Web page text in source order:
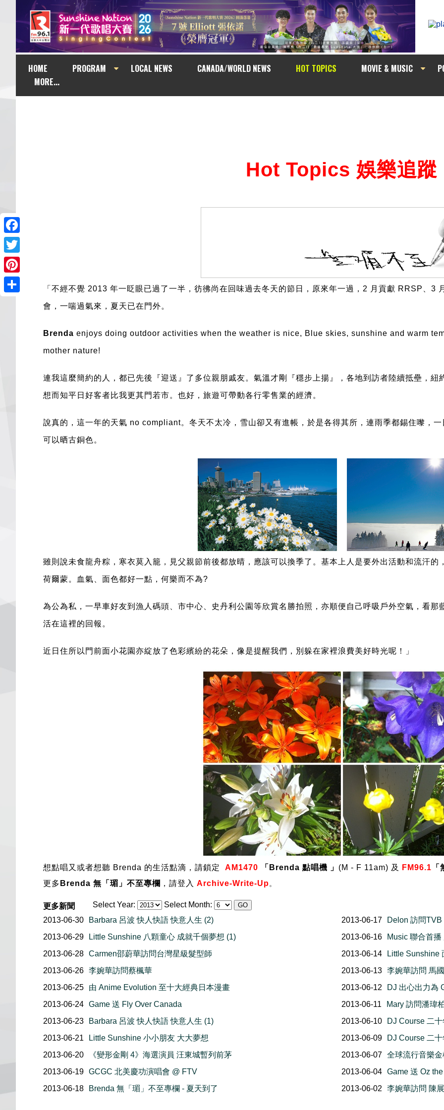
HOME PROGRAM LOCAL NEWS CANADA/WORLD NEWS HOT TOPICS MOVIE & MUSIC
MORE...
Facebook
Twitter
Pinterest
Hot Topics 娛樂追蹤
「不經不覺 2013 年一眨眼已過了一半，彷彿尚在回味過去冬天的節日，原來年一過，2 月貢獻 RRSP、3
會，一喘過氣來，夏天已在門外。
Brenda enjoys doing outdoor activities when the weather is nice, Blue skies, sunshine and warm
mother nature!
連我這麼簡約的人，都已先後『迎送』了多位親朋戚友。氣溫才剛『穩步上揚』，各地到訪者陸續抵壘，
想而知平日好客者比我更其門若市。也好，旅遊可帶動各行零售業的經濟。
說真的，這一年的天氣 no compliant。冬天不太冷，雪山卻又有進帳，於是各得其所，連雨季都錫住嚟，
可以晒古銅色。
雖則說未食龍舟粽，寒衣莫入籠，見父親節前後都放晴，應該可以換季了。基本上人是要外出活動和流汗
荷爾蒙。血氣、面色都好一點，何樂而不為?
為公為私，一早車好友到漁人碼頭、市中心、史丹利公園等欣賞名勝拍照，亦順便自己呼吸戶外空氣，看
活在這裡的回報。
近日住所以門前面小花園亦綻放了色彩繽紛的花朵，像是提醒我們，別躲在家裡浪費美好時光呢！」
想點唱又或者想聽 Brenda 的生活點滴，請鎖定 AM1470 「 Brenda 點唱機 」 (M - F 11am) 及 FM96.1 「
更多 Brenda 無「瑂」不至專欄 ，請登入 Archive-Write-Up。
Select Year: Select Month:
更多新聞
2013-06-30
Barbara 呂波 快人快語 快意人生 (2)
2013-06-29
Little Sunshine 八顆童心 成就千個夢想 (1)
2013-06-28 Carmen邵蔚華訪問台灣星級髮型師
2013-06-26 李婉華訪問蔡楓華
2013-06-25
由 Anime Evolution 至十大經典日本漫畫
2013-06-24 Game 送 Fly Over Canada
2013-06-23
Barbara 呂波 快人快語 快意人生 (1)
2013-06-21
Little Sunshine 小小朋友 大大夢想
2013-06-20
《變形金剛 4》海選演員 汪東城暫列前茅
2013-06-19 GCGC 北美慶功演唱會 @ FTV
2013-06-18
Brenda 無「瑂」不至專欄 - 夏天到了
2013-06-17
Delon 訪問
2013-06-16
Music 聯合首
2013-06-14
Little Sunshine
2013-06-13
李婉華訪問 馬
2013-06-12
DJ 出心出力為
2013-06-11
Mary 訪問潘瑋
2013-06-10
DJ Course 二
2013-06-09
DJ Course 二
2013-06-07
全球流行音樂
2013-06-04
Game 送 Oz
2013-06-02
李婉華訪問 陳